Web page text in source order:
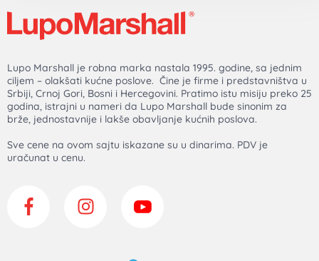
Lupo Marshall je robna marka nastala 1995. godine, sa jednim
ciljem – olakšati kućne poslove. Čine je firme i predstavništva u
Srbiji, Crnoj Gori, Bosni i Hercegovini. Pratimo istu misiju preko 25
godina, istrajni u nameri da Lupo Marshall bude sinonim za
brže, jednostavnije i lakše obavljanje kućnih poslova.
Sve cene na ovom sajtu iskazane su u dinarima. PDV je
uračunat u cenu.